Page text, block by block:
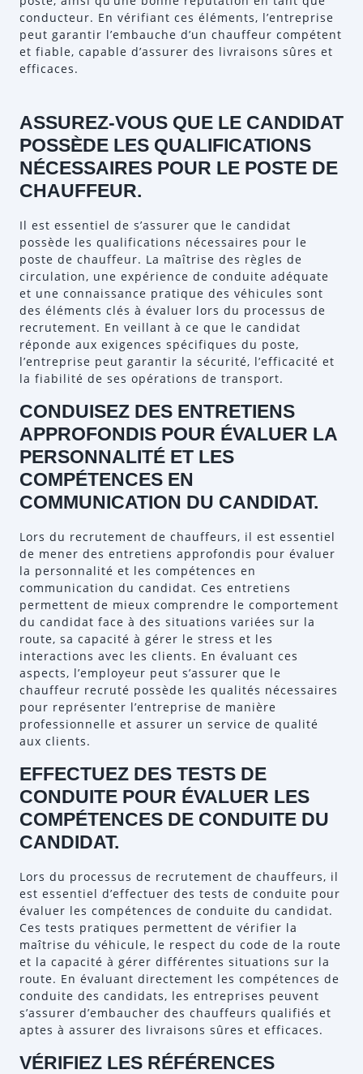
conducteur. En vérifiant ces éléments, l’entreprise
peut garantir l’embauche d’un chauffeur compétent
et fiable, capable d’assurer des livraisons sûres et
efficaces.
ASSUREZ-VOUS QUE LE CANDIDAT
POSSÈDE LES QUALIFICATIONS
NÉCESSAIRES POUR LE POSTE DE
CHAUFFEUR.
Il est essentiel de s’assurer que le candidat
possède les qualifications nécessaires pour le
poste de chauffeur. La maîtrise des règles de
circulation, une expérience de conduite adéquate
et une connaissance pratique des véhicules sont
des éléments clés à évaluer lors du processus de
recrutement. En veillant à ce que le candidat
réponde aux exigences spécifiques du poste,
l’entreprise peut garantir la sécurité, l’efficacité et
la fiabilité de ses opérations de transport.
CONDUISEZ DES ENTRETIENS
APPROFONDIS POUR ÉVALUER LA
PERSONNALITÉ ET LES
COMPÉTENCES EN
COMMUNICATION DU CANDIDAT.
Lors du recrutement de chauffeurs, il est essentiel
de mener des entretiens approfondis pour évaluer
la personnalité et les compétences en
communication du candidat. Ces entretiens
permettent de mieux comprendre le comportement
du candidat face à des situations variées sur la
route, sa capacité à gérer le stress et les
interactions avec les clients. En évaluant ces
aspects, l’employeur peut s’assurer que le
chauffeur recruté possède les qualités nécessaires
pour représenter l’entreprise de manière
professionnelle et assurer un service de qualité
aux clients.
EFFECTUEZ DES TESTS DE
CONDUITE POUR ÉVALUER LES
COMPÉTENCES DE CONDUITE DU
CANDIDAT.
Lors du processus de recrutement de chauffeurs, il
est essentiel d’effectuer des tests de conduite pour
évaluer les compétences de conduite du candidat.
Ces tests pratiques permettent de vérifier la
maîtrise du véhicule, le respect du code de la route
et la capacité à gérer différentes situations sur la
route. En évaluant directement les compétences de
conduite des candidats, les entreprises peuvent
s’assurer d’embaucher des chauffeurs qualifiés et
aptes à assurer des livraisons sûres et efficaces.
VÉRIFIEZ LES RÉFÉRENCES